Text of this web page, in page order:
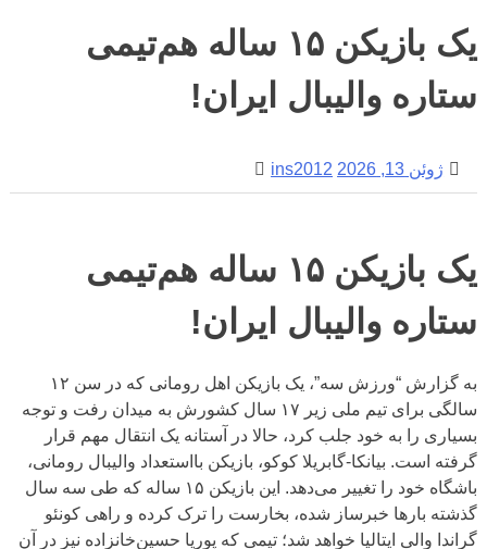
یک بازیکن ١۵ ساله هم‌تیمی
ستاره والیبال ایران!
ژوئن 13, 2026 ins2012
یک بازیکن ١۵ ساله هم‌تیمی
ستاره والیبال ایران!
به گزارش “ورزش سه”، یک بازیکن اهل رومانی که در سن ۱۲
سالگی برای تیم ملی زیر ۱۷ سال کشورش به میدان رفت و توجه
بسیاری را به خود جلب کرد، حالا در آستانه یک انتقال مهم قرار
گرفته است. بیانکا-گابریلا کوکو، بازیکن بااستعداد والیبال رومانی،
باشگاه خود را تغییر می‌دهد. این بازیکن ۱۵ ساله که طی سه سال
گذشته بارها خبرساز شده، بخارست را ترک کرده و راهی کونئو
گراندا والی ایتالیا خواهد شد؛ تیمی که پوریا حسین‌خانزاده نیز در آن